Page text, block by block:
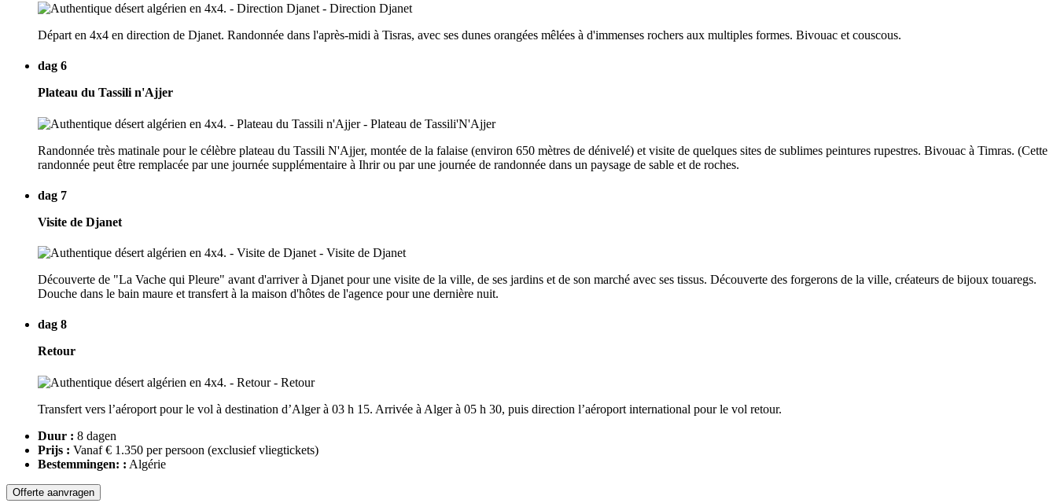
Départ en 4x4 en direction de Djanet. Randonnée dans l'après-midi à Tisras, avec ses dunes orangées mêlées à d'immenses rochers aux multiples formes. Bivouac et couscous.
dag 6
Plateau du Tassili n'Ajjer
Randonnée très matinale pour le célèbre plateau du Tassili N'Ajjer, montée de la falaise (environ 650 mètres de dénivelé) et visite de quelques sites de sublimes peintures rupestres. Bivouac à Timras. (Cette
randonnée peut être remplacée par une journée supplémentaire à Ihrir ou par une journée de randonnée dans un paysage de sable et de roches.
dag 7
Visite de Djanet
Découverte de "La Vache qui Pleure" avant d'arriver à Djanet pour une visite de la ville, de ses jardins et de son marché avec ses tissus. Découverte des forgerons de la ville, créateurs de bijoux touaregs.
Douche dans le bain maure et transfert à la maison d'hôtes de l'agence pour une dernière nuit.
dag 8
Retour
Transfert vers l’aéroport pour le vol à destination d’Alger à 03 h 15. Arrivée à Alger à 05 h 30, puis direction l’aéroport international pour le vol retour.
Duur : 8 dagen
Prijs : Vanaf € 1.350 per persoon (exclusief vliegtickets)
Bestemmingen: : Algérie
Offerte aanvragen